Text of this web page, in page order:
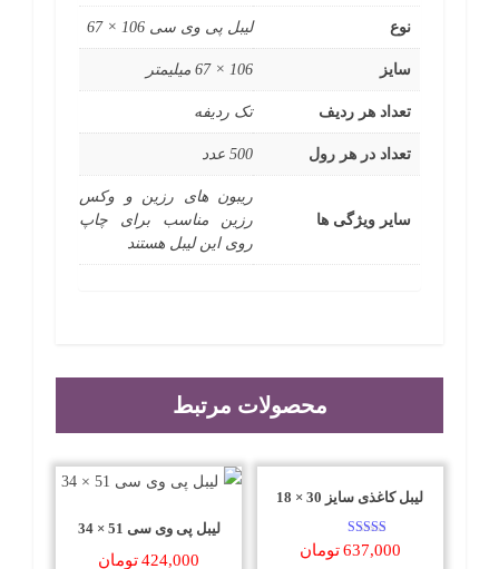
نوع لیبل پی وی سی 106 × 67
سایز 106 × 67 میلیمتر
تعداد هر ردیف تک ردیفه
تعداد در هر رول 500 عدد
سایر ویژگی ها
ریبون های رزین و وکس
رزین مناسب برای چاپ
روی این لیبل هستند
محصولات مرتبط
لیبل کاغذی سایز 30 × 18
امتیاز
5.00
637,000تومان
لیبل پی وی سی 51 × 34
424,000تومان